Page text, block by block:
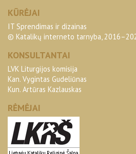
KŪRĖJAI
IT Sprendimas ir dizainas
© Katalikų interneto tarnyba,
KONSULTANTAI
LVK Liturgijos komisija
Kan. Vygintas Gudeliūnas
Kun. Artūras Kazlauskas
RĖMĖJAI